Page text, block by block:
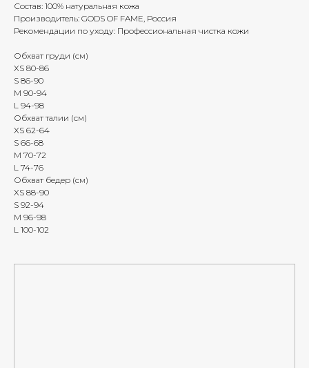
Состав: 100% натуральная кожа
Производитель: GODS OF FAME, Россия
Рекомендации по уходу: Профессиональная чистка кожи
Обхват груди (см)
XS 80-86
S 86-90
M 90-94
L 94-98
Обхват талии (см)
XS 62-64
S 66-68
M 70-72
L 74-76
Обхват бедер (см)
XS 88-90
S 92-94
M 96-98
L 100-102